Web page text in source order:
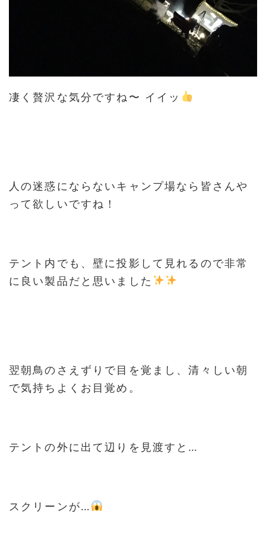
凄く贅沢な気分ですね〜 イイッ
人の迷惑にならないキャンプ場なら皆さんや
って欲しいですね！
テント内でも、壁に投影して見れるので非常
に良い製品だと思いました
翌朝鳥のさえずりで目を覚まし、清々しい朝
で気持ちよくお目覚め。
テントの外に出て辺りを見渡すと…
スクリーンが…